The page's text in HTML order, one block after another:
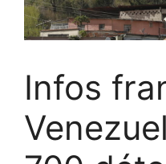
Infos